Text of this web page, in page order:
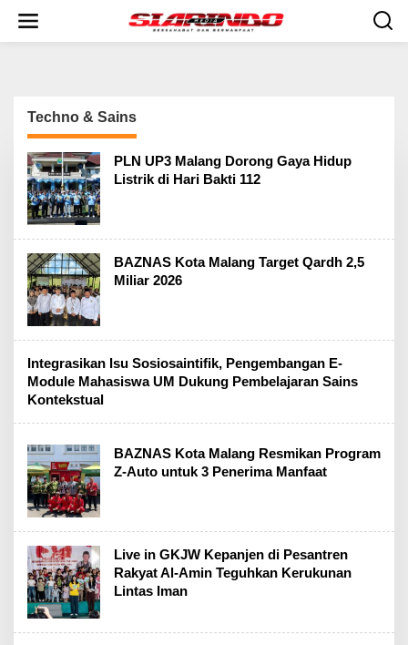
i
Techno & Sains
PLN UP3 Malang Dorong Gaya Hidup
Listrik di Hari Bakti 112
BAZNAS Kota Malang Target Qardh 2,5
Miliar 2026
Integrasikan Isu Sosiosaintifik, Pengembangan E-
Module Mahasiswa UM Dukung Pembelajaran Sains
Kontekstual
BAZNAS Kota Malang Resmikan Program
Z-Auto untuk 3 Penerima Manfaat
Live in GKJW Kepanjen di Pesantren
Rakyat Al-Amin Teguhkan Kerukunan
Lintas Iman